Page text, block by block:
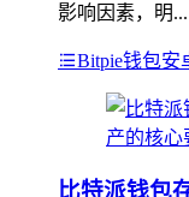
影响因素，明...
Bitpie钱包安
比特派钱包